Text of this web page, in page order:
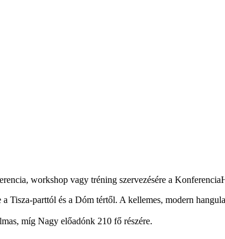
workshop vagy tréning szervezésére a
Tisza-parttól és a Dóm tértől. A kellemes, modern
míg Nagy előadónk 210 fő részére.